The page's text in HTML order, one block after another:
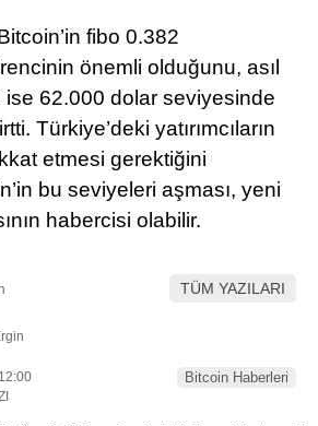
LinkedIn
Telegram
fibo 0.382
önemli olduğunu, asıl
ise 62.000 dolar seviyesinde
Türkiye’deki yatırımcıların
etmesi gerektiğini
bu seviyeleri aşması, yeni
habercisi olabilir.
TÜM YAZILARI
Bitcoin Haberleri